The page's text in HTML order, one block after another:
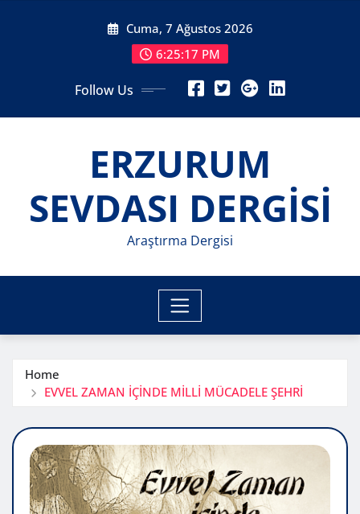
Cuma, 7 Ağustos 2026
6:25:19 PM
Follow Us
ERZURUM
SEVDASI DERGİSİ
Araştırma Dergisi
Home
EVVEL ZAMAN İÇİNDE MİLLİ MÜCADELE ŞEHRİ